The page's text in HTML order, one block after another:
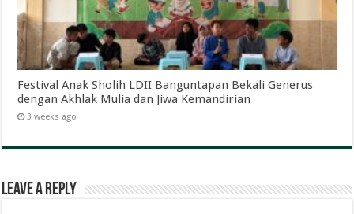
Festival Anak Sholih LDII Banguntapan Bekali Generus
dengan Akhlak Mulia dan Jiwa Kemandirian
3 weeks ago
Leave a Reply